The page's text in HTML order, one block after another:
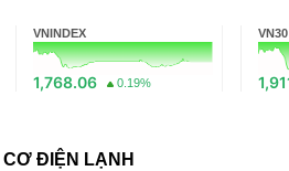
VNINDEX
1,768.06 0.19%
VN30
CƠ ĐIỆN LẠNH